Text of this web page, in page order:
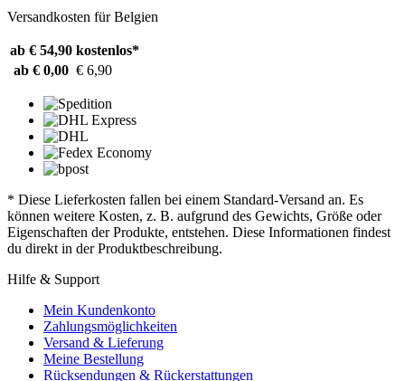
Versandkosten für Belgien
ab € 54,90 kostenlos*
ab € 0,00 € 6,90
* Diese Lieferkosten fallen bei einem Standard-Versand an. Es
können weitere Kosten, z. B. aufgrund des Gewichts, Größe oder
Eigenschaften der Produkte, entstehen. Diese Informationen findest
du direkt in der Produktbeschreibung.
Hilfe & Support
Mein Kundenkonto
Zahlungsmöglichkeiten
Versand & Lieferung
Meine Bestellung
Rücksendungen & Rückerstattungen